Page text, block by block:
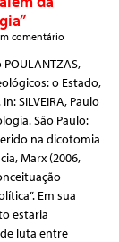
comentário
o Estado,
SILVEIRA, Paulo
São Paulo:
na dicotomia
Marx (2006,
Em sua
estaria
luta entre